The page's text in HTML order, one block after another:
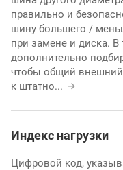
правильно и
шину большего /
при замене и диска. В
дополнительно
чтобы общий внешний
к штатно...
Индекс нагрузки
Цифровой код,